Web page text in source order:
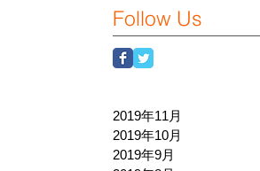
Follow Us
2019年11月
2019年10月
2019年9月